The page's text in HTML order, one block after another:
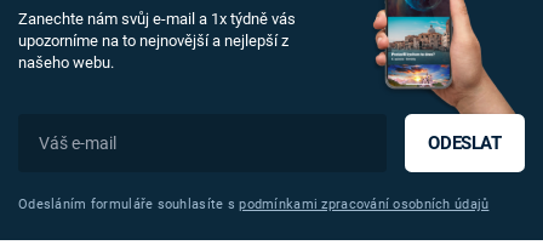
Zanechte nám svůj e-mail a 1x týdně vás
upozorníme na to nejnovější a nejlepší z
našeho webu.
ODESLAT
Odesláním formuláře souhlasíte spodmínkami zpracování osobních údajů